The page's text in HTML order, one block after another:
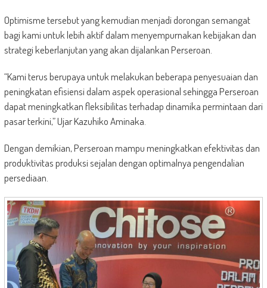
Optimisme tersebut yang kemudian menjadi dorongan semangat
bagi kami untuk lebih aktif dalam menyempurnakan kebijakan dan
strategi keberlanjutan yang akan dijalankan Perseroan.
“Kami terus berupaya untuk melakukan beberapa penyesuaian dan
peningkatan efisiensi dalam aspek operasional sehingga Perseroan
dapat meningkatkan fleksibilitas terhadap dinamika permintaan dari
pasar terkini,” Ujar Kazuhiko Aminaka.
Dengan demikian, Perseroan mampu meningkatkan efektivitas dan
produktivitas produksi sejalan dengan optimalnya pengendalian
persediaan.